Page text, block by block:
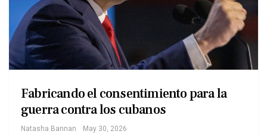
Fabricando el consentimiento para la
guerra contra los cubanos
Natasha Bannan May 30, 2026